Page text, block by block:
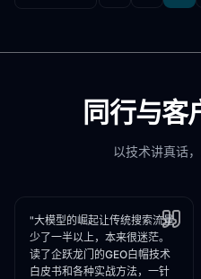
同行与客
以技术讲真话
"大模型的崛起让传统搜索流量
少了一半以上，本来很迷茫。
读了企跃龙门的GEO白帽技术
白皮书和各种实战方法，一针